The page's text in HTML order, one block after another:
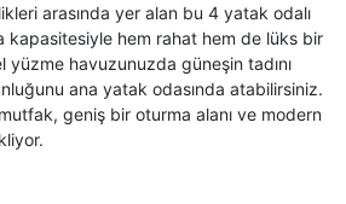
arasında yer alan bu 4 yatak odalı
kapasitesiyle hem rahat hem de lüks bir
yüzme havuzunuzda güneşin tadını
ana yatak odasında atabilirsiniz.
geniş bir oturma alanı ve modern